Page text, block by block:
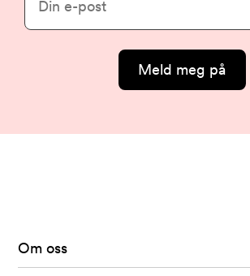
Meld meg på
av
Fretex
Om oss